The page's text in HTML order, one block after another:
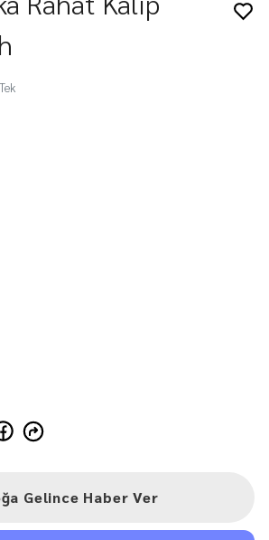
Gelince Haber Ver